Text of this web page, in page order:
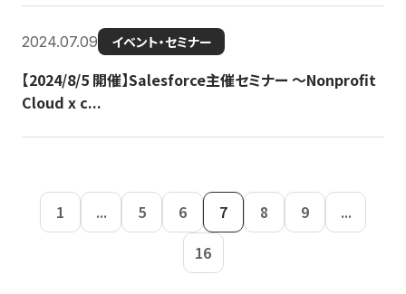
2024.07.09 イベント・セミナー
【2024/8/5 開催】Salesforce主催セミナー 〜Nonprofit
Cloud x c...
1 ... 5 6 7 8 9
...
16